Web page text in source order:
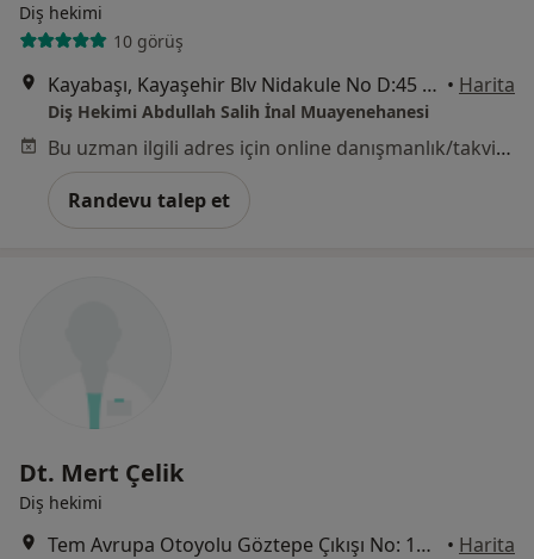
Diş hekimi
10 görüş
Kayabaşı, Kayaşehir Blv Nidakule No D:45 Kat 16 Ofis 107, Başakşehir/İstanbul, İstanbul • Harita
Diş Hekimi Abdullah Salih İnal Muayenehanesi
Bu uzman ilgili adres için online danışmanlık/takvim sunmuyor.
Randevu talep et
Dt. Mert Çelik
Diş hekimi
Tem Avrupa Otoyolu Göztepe Çıkışı No: 1Bağcılar, İstanbul • Harita